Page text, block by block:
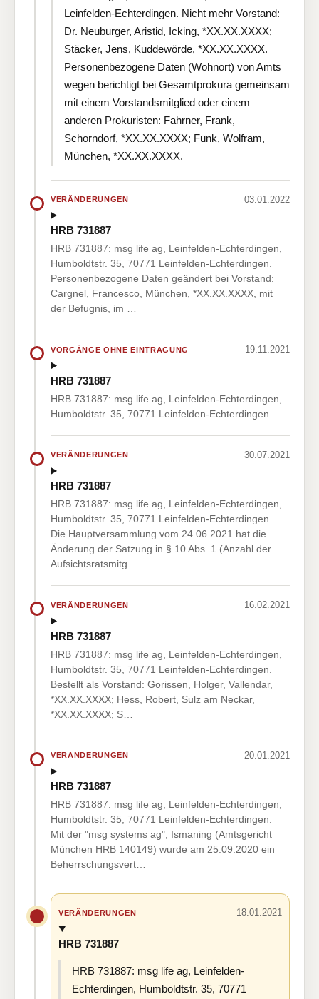
Leinfelden-Echterdingen. Nicht mehr Vorstand:
Dr. Neuburger, Aristid, Icking, *XX.XX.XXXX;
Stäcker, Jens, Kuddewörde, *XX.XX.XXXX.
Personenbezogene Daten (Wohnort) von Amts
wegen berichtigt bei Gesamtprokura gemeinsam
mit einem Vorstandsmitglied oder einem
anderen Prokuristen: Fahrner, Frank,
Schorndorf, *XX.XX.XXXX; Funk, Wolfram,
München, *XX.XX.XXXX.
VERÄNDERUNGEN 03.01.2022
HRB 731887
HRB 731887: msg life ag, Leinfelden-Echterdingen,
Humboldtstr. 35, 70771 Leinfelden-Echterdingen.
Personenbezogene Daten geändert bei Vorstand:
Cargnel, Francesco, München, *XX.XX.XXXX, mit
der Befugnis, im …
VORGÄNGE OHNE EINTRAGUNG 19.11.2021
HRB 731887
HRB 731887: msg life ag, Leinfelden-Echterdingen,
Humboldtstr. 35, 70771 Leinfelden-Echterdingen.
VERÄNDERUNGEN 30.07.2021
HRB 731887
HRB 731887: msg life ag, Leinfelden-Echterdingen,
Humboldtstr. 35, 70771 Leinfelden-Echterdingen.
Die Hauptversammlung vom 24.06.2021 hat die
Änderung der Satzung in § 10 Abs. 1 (Anzahl der
Aufsichtsratsmitg…
VERÄNDERUNGEN 16.02.2021
HRB 731887
HRB 731887: msg life ag, Leinfelden-Echterdingen,
Humboldtstr. 35, 70771 Leinfelden-Echterdingen.
Bestellt als Vorstand: Gorissen, Holger, Vallendar,
*XX.XX.XXXX; Hess, Robert, Sulz am Neckar,
*XX.XX.XXXX; S…
VERÄNDERUNGEN 20.01.2021
HRB 731887
HRB 731887: msg life ag, Leinfelden-Echterdingen,
Humboldtstr. 35, 70771 Leinfelden-Echterdingen.
Mit der "msg systems ag", Ismaning (Amtsgericht
München HRB 140149) wurde am 25.09.2020 ein
Beherrschungsvert…
VERÄNDERUNGEN 18.01.2021
HRB 731887
HRB 731887: msg life ag, Leinfelden-
Echterdingen, Humboldtstr. 35, 70771